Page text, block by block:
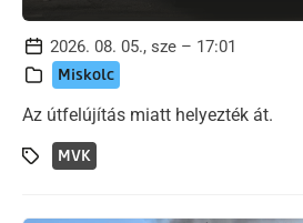
2026. 08. 05., sze – 17:01
Miskolc
Az útfelújítás miatt helyezték át.
MVK